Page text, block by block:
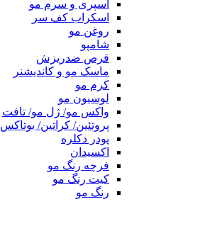
اسپری و سرم مو
اسکراب کف سر
روغن مو
شامپو
قرص ضدریزش
ماسک مو و کاندیشنر
کرم مو
لوسیون مو
واکس مو/ ژل مو/ تافت
پروتئین/ کراتین/ بوتاکس
پودر دکلره
اکسیدان
فرچه رنگ مو
کیت رنگ مو
رنگ مو